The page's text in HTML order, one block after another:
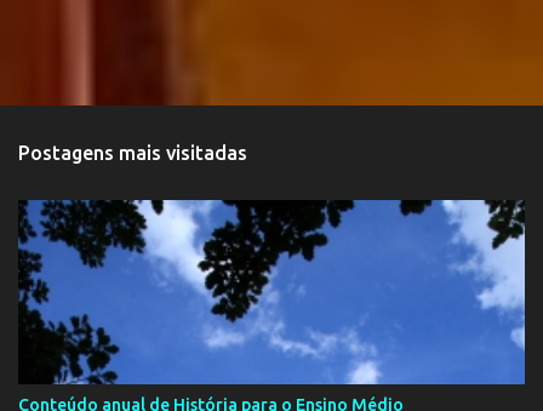
Postagens mais visitadas
Conteúdo anual de História para o Ensino Médio